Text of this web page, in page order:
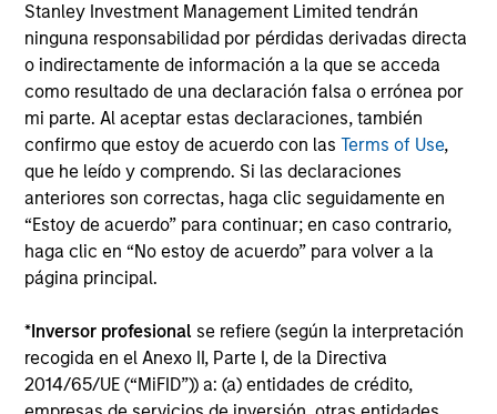
Stanley Investment Management Limited tendrán
ninguna responsabilidad por pérdidas derivadas directa
o indirectamente de información a la que se acceda
como resultado de una declaración falsa o errónea por
mi parte. Al aceptar estas declaraciones, también
confirmo que estoy de acuerdo con lasTerms of Use,
que he leído y comprendo. Si las declaraciones
anteriores son correctas, haga clic seguidamente en
“Estoy de acuerdo” para continuar; en caso contrario,
haga clic en “No estoy de acuerdo” para volver a la
página principal.
*Inversor profesional se refiere (según la interpretación
recogida en el Anexo II, Parte I, de la Directiva
2014/65/UE (“MiFID”)) a: (a) entidades de crédito,
Stella Ma, CFA
Executive Director
Alec Schaefer, CFA
Executive Director
Vice President